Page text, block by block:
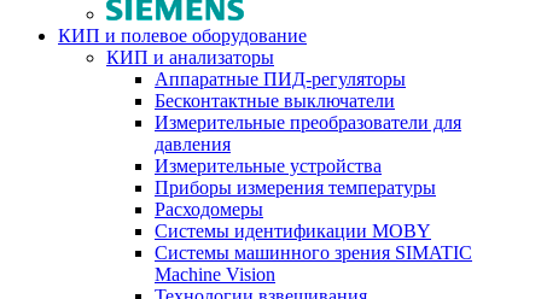
КИП и полевое оборудование
КИП и анализаторы
Аппаратные ПИД-регуляторы
Бесконтактные выключатели
Измерительные преобразователи для
давления
Измерительные устройства
Приборы измерения температуры
Расходомеры
Системы идентификации MOBY
Системы машинного зрения SIMATIC
Machine Vision